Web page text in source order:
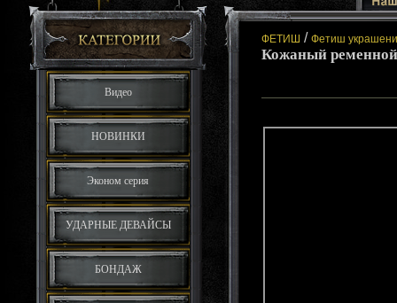
Видео
НОВИНКИ
Эконом серия
УДАРНЫЕ ДЕВАЙСЫ
БОНДАЖ
ФЕТИШ / Фетиш
Кожаный